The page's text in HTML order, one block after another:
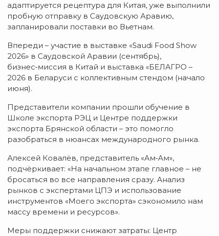
адаптируется рецептура для Китая, уже выполнили
пробную отправку в Саудовскую Аравию,
запланировали поставки во Вьетнам.
Впереди – участие в выставке «Saudi Food Show
2026» в Саудовской Аравии (сентябрь),
бизнес‑миссия в Китай и выставка «БЕЛАГРО –
2026 в Беларуси с коллективным стендом (начало
июня).
Представители компании прошли обучение в
Школе экспорта РЭЦ и Центре поддержки
экспорта Брянской области – это помогло
разобраться в нюансах международного рынка.
Алексей Ковалёв, представитель «Ам‑Ам»,
подчёркивает: «На начальном этапе главное – не
бросаться во все направления сразу. Анализ
рынков с экспертами ЦПЭ и использование
инструментов «Моего экспорта» сэкономило нам
массу времени и ресурсов».
Меры поддержки снижают затраты: Центр